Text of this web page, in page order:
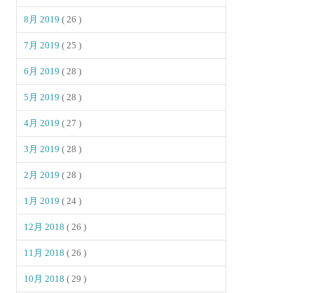
8月 2019( 26 )
7月 2019( 25 )
6月 2019( 28 )
5月 2019( 28 )
4月 2019( 27 )
3月 2019( 28 )
2月 2019( 28 )
1月 2019( 24 )
12月 2018( 26 )
11月 2018( 26 )
10月 2018( 29 )